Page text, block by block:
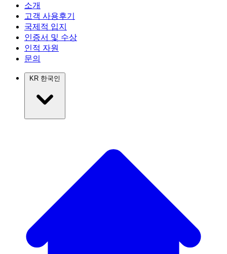
소개
고객 사용후기
국제적 입지
인증서 및 수상
인적 자원
문의
KR 한국인